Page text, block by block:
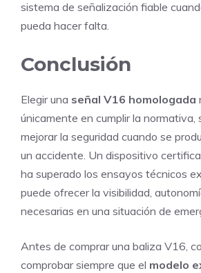
sistema de señalización fiable
pueda hacer falta.
Conclusión
Elegir una señal V16 homologada
únicamente en cumplir la normativa,
mejorar la seguridad cuando se
un accidente. Un dispositivo
ha superado los ensayos técnicos
puede ofrecer la visibilidad,
necesarias en una situación de
Antes de comprar una baliza V16,
comprobar siempre que el modelo